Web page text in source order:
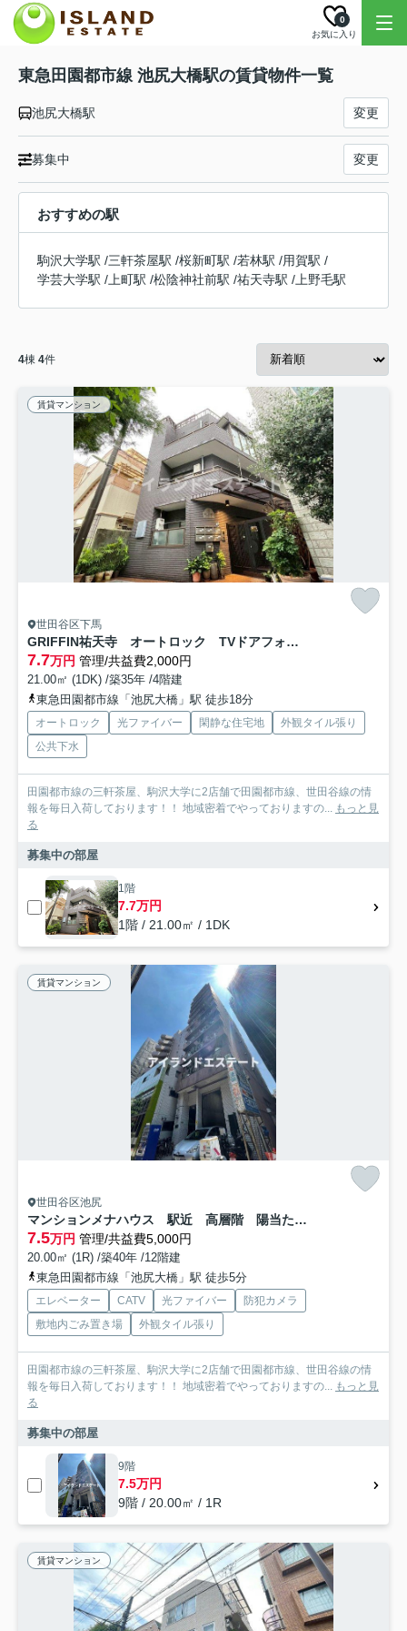
お気に入り
0
東急田園都市線 池尻大橋駅の賃貸物件一覧
池尻大橋駅 変更
募集中 変更
おすすめの駅
駒沢大学駅 /三軒茶屋駅 /桜新町駅 /若林駅 /用賀駅 /
学芸大学駅 / 上町駅 /松陰神社前駅 /祐天寺駅 / 上野毛駅
4棟 4件
賃貸マンション
世田谷区下馬
GRIFFIN祐天寺 オートロック TVドアフォン 通風良好
7.7万円 管理/共益費2,000円
21.00㎡ (1DK) /築35年 /4階建
東急田園都市線「池尻大橋」駅 徒歩18分
オートロック 光ファイバー 閑静な住宅地
外観タイル張り
公共下水
田園都市線の三軒茶屋、駒沢大学に2店舗で田園都市線、世田谷線の情
報を毎日入荷しております！！ 地域密着でやっておりますの... もっと見
る
募集中の部屋
1階
7.7万円
1階 / 21.00㎡ / 1DK
賃貸マンション
世田谷区池尻
マンションメナハウス 駅近 高層階 陽当たり良好
7.5万円 管理/共益費5,000円
20.00㎡ (1R) /築40年 /12階建
東急田園都市線「池尻大橋」駅 徒歩5分
エレベーター CATV 光ファイバー
防犯カメラ
敷地内ごみ置き場
外観タイル張り
田園都市線の三軒茶屋、駒沢大学に2店舗で田園都市線、世田谷線の情
報を毎日入荷しております！！ 地域密着でやっておりますの... もっと見
る
募集中の部屋
9階
7.5万円
9階 / 20.00㎡ / 1R
賃貸マンション